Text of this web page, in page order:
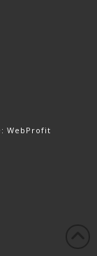
WebProfit